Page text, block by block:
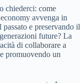
chiederci: come
avvenga in
e preservando il
future? La
di collaborare a
promuovendo un